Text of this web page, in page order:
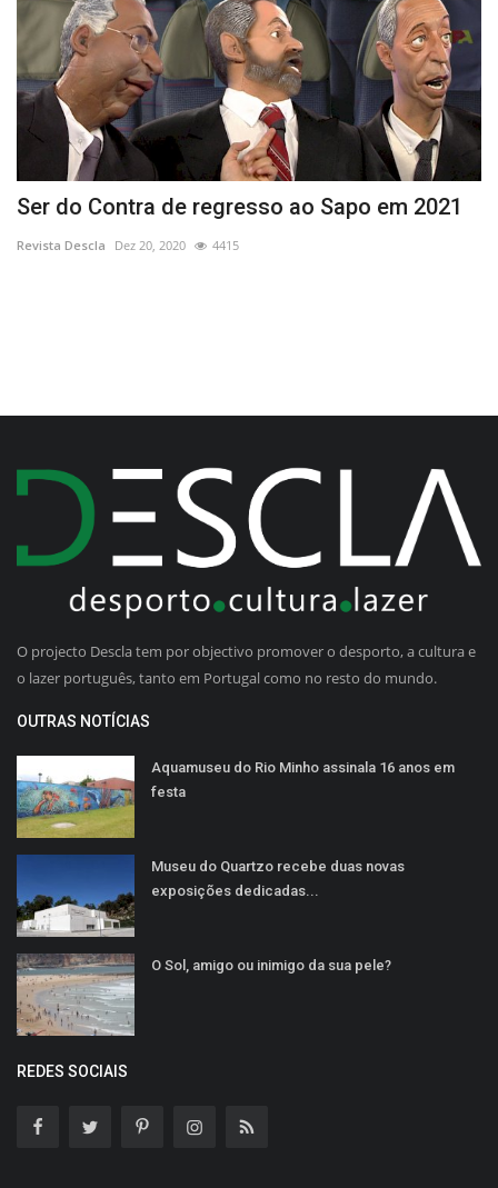
Ser do Contra de regresso ao Sapo em 2021
Revista Descla Dez 20, 2020 4415
O projecto Descla tem por objectivo promover o desporto, a cultura e
o lazer português, tanto em Portugal como no resto do mundo.
OUTRAS NOTÍCIAS
Aquamuseu do Rio Minho assinala 16 anos em
festa
Museu do Quartzo recebe duas novas
exposições dedicadas...
O Sol, amigo ou inimigo da sua pele?
REDES SOCIAIS